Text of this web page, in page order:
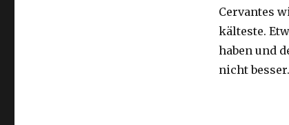
Cervantes
kälteste.
haben und
nicht besser.